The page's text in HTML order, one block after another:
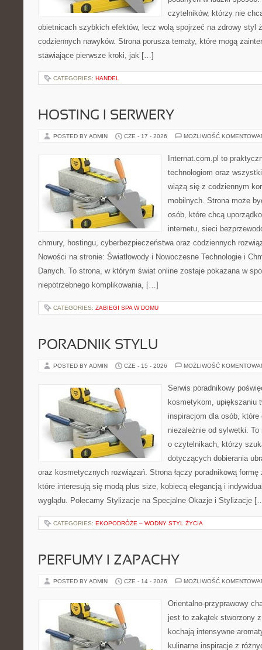
czytelników, którzy nie
obietnicach szybkich efektów, lecz wolą spojrzeć na zdrowy styl
codziennych nawyków. Strona porusza tematy, które mogą
stawiające pierwsze kroki, jak […]
CATEGORIES: HANDEL
HOSTING I SERWERY
POSTED BY ADMIN CZE - 17 - 2026 MOŻLIWOŚĆ
Internat.com.pl to
technologiom oraz
wiążą się z codziennym
mobilnych. Strona może
osób, które chcą
internetu, sieci
chmury, hostingu, cyberbezpieczeństwa oraz codziennych
Nowości na stronie: Światłowody i Nowoczesne Technologie i
Danych. To strona, w którym świat online zostaje pokazana w
niepotrzebnego komplikowania, […]
CATEGORIES: ZABIEGI SPA W DOMU
PORADNIK STYLU
POSTED BY ADMIN CZE - 15 - 2026 MOŻLIWOŚĆ
Serwis poradnikowy
kosmetykom, upiększaniu
inspiracjom dla osób,
niezależnie od sylwetki.
o czytelnikach, którzy
dotyczących dobierania
oraz kosmetycznych rozwiązań. Strona łączy poradnikową
które interesują się modą plus size, kobiecą elegancją i
wyglądu. Polecamy Stylizacje na Specjalne Okazje i Stylizacje
CATEGORIES: EKOPODRÓŻE – WODNY STYL ŻYCIA
PERFUMY I ZAPACHY
POSTED BY ADMIN CZE - 14 - 2026 MOŻLIWOŚĆ
Orientalno-przyprawowy
jest to zakątek stworzony
kochają intensywne
kulinarne inspiracje z